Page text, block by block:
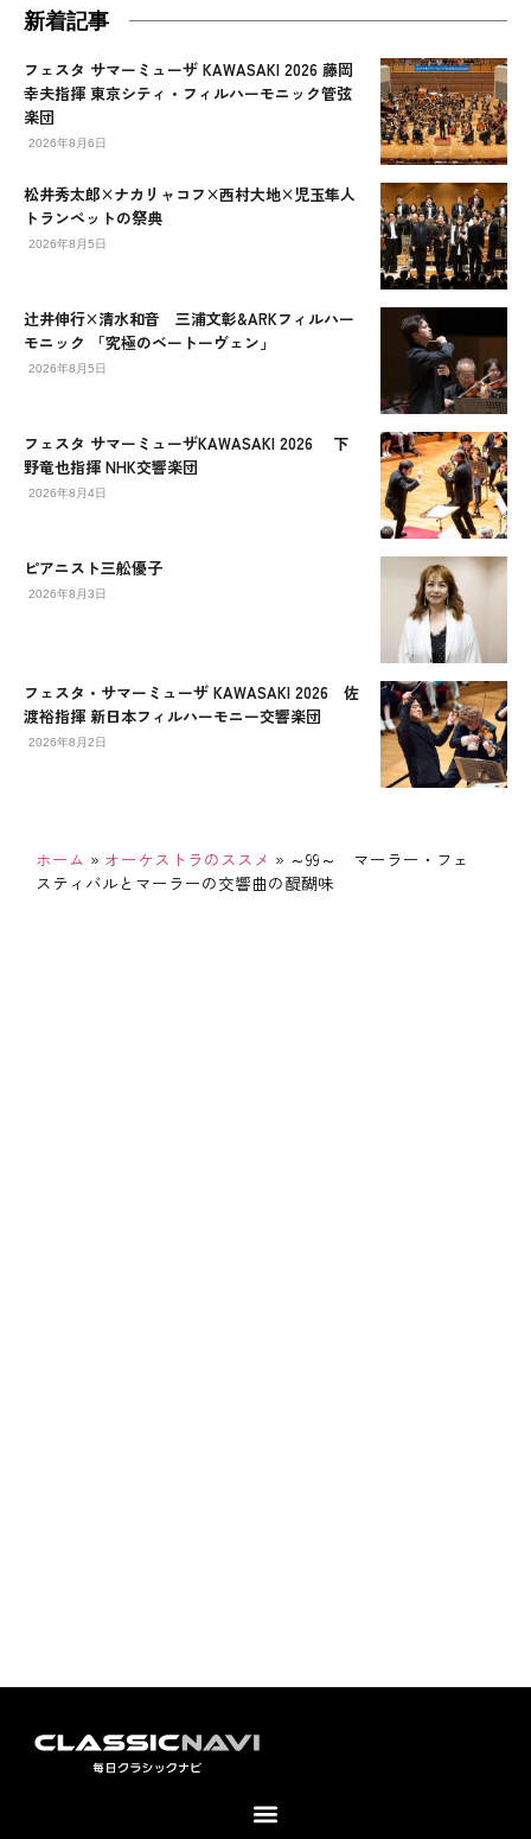
新着記事
フェスタ サマーミューザ KAWASAKI 2026 藤岡
幸夫指揮 東京シティ・フィルハーモニック管弦
楽団
2026年8月6日
松井秀太郎×ナカリャコフ×西村大地×児玉隼人
トランペットの祭典
2026年8月5日
辻󠄀井伸行×清水和音 三浦文彰&ARKフィルハー
モニック 「究極のベートーヴェン」
2026年8月5日
フェスタ サマーミューザKAWASAKI 2026 下
野竜也指揮 NHK交響楽団
2026年8月4日
ピアニスト三舩優子
2026年8月3日
フェスタ・サマーミューザ KAWASAKI 2026 佐
渡裕指揮 新日本フィルハーモニー交響楽団
2026年8月2日
ホーム » オーケストラのススメ » ～99～ マーラー・フェ
スティバルとマーラーの交響曲の醍醐味